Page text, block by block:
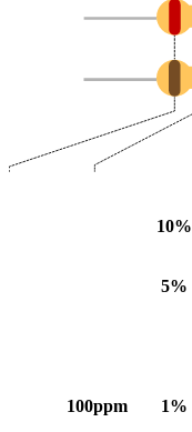
10%
5%
1%
100ppm